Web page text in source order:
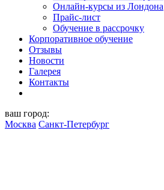
Онлайн-курсы из Лондона
Прайс-лист
Обучение в рассрочку
Корпоративное обучение
Отзывы
Новости
Галерея
Контакты
ваш город:
Москва Санкт-Петербург